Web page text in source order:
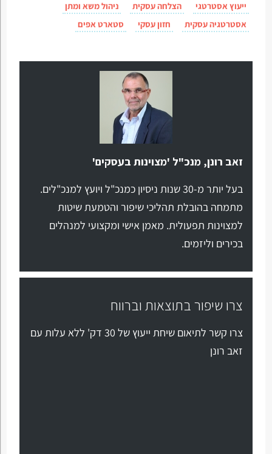
ייעוץ אסטרטגי הצלחה עסקית
ניהול משא ומתן
אסטרטגיה עסקית
חזון עסקי סטארט אפים
זאב רונן, מנכ"ל 'מצוינות בעסקים'
בעל יותר מ-30 שנות ניסיון כמנכ"ל ויועץ למנכ"לים.
מתמחה בהובלת תהליכי שיפור והטמעת שיטות
למצוינות תפעולית. מאמן אישי ומקצועי למנהלים
בכירים וליזמים.
צרו שיפור בתוצאות וברווח
צרו קשר לתיאום שיחת ייעוץ של 30 דק' ללא עלות עם
זאב רונן